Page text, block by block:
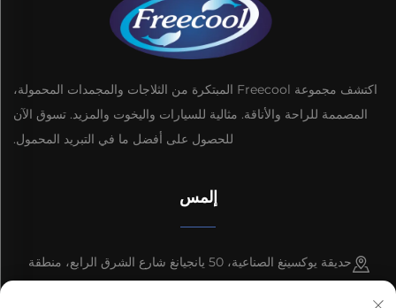
اكتشف مجموعة Freecool المبتكرة من الثلاجات والمجمدات المحمولة،
المصممة للراحة والأناقة. مثالية للسيارات واليخوت والمزيد. تسوق الآن
للحصول على أفضل ما في التبريد المحمول.
إلمس
حديقة يوكسينغ الصناعية، 50 يانجيانغ شارع الشرق الرابع، منطقة